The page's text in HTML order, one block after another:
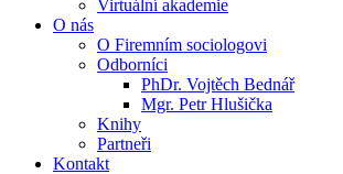
Virtuální akademie
O nás
O Firemním sociologovi
Odborníci
PhDr. Vojtěch Bednář
Mgr. Petr Hlušička
Knihy
Partneři
Kontakt